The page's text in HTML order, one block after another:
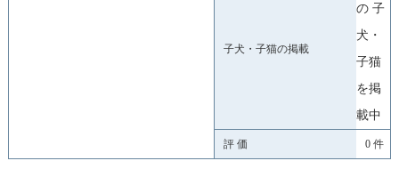
子犬・子猫の掲載
の 子
犬・
子猫
を掲
載中
評 価 0 件